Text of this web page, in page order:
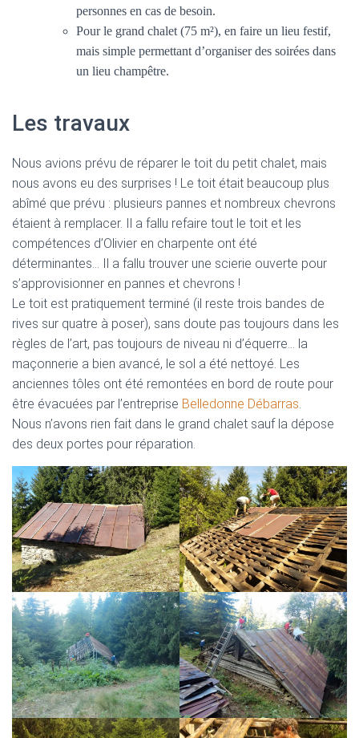
personnes en cas de besoin.
Pour le grand chalet (75 m²), en faire un lieu festif,
mais simple permettant d’organiser des soirées dans
un lieu champêtre.
Les travaux
Nous avions prévu de réparer le toit du petit chalet, mais
nous avons eu des surprises ! Le toit était beaucoup plus
abîmé que prévu : plusieurs pannes et nombreux chevrons
étaient à remplacer. Il a fallu refaire tout le toit et les
compétences d’Olivier en charpente ont été
déterminantes… Il a fallu trouver une scierie ouverte pour
s’approvisionner en pannes et chevrons !
Le toit est pratiquement terminé (il reste trois bandes de
rives sur quatre à poser), sans doute pas toujours dans les
règles de l’art, pas toujours de niveau ni d’équerre… la
maçonnerie a bien avancé, le sol a été nettoyé. Les
anciennes tôles ont été remontées en bord de route pour
être évacuées par l’entreprise Belledonne Débarras.
Nous n’avons rien fait dans le grand chalet sauf la dépose
des deux portes pour réparation.